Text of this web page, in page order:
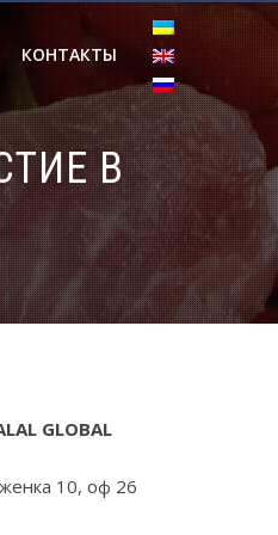
КОНТАКТЫ
В
GLOBAL
10, oф 26